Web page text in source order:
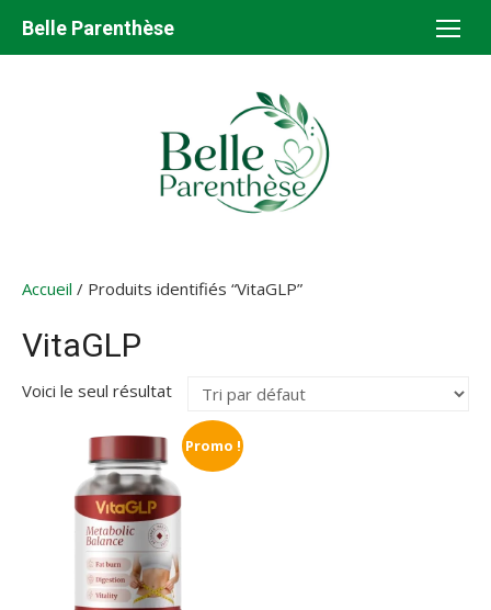
Belle Parenthèse
Accueil / Produits identifiés “VitaGLP”
VitaGLP
Voici le seul résultat
Promo !